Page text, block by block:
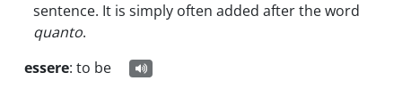
sentence. It is simply often added after the word
quanto.
essere: to be